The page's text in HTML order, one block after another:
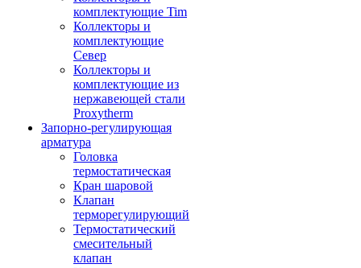
комплектующие Tim
Коллекторы и
комплектующие
Север
Коллекторы и
комплектующие из
нержавеющей стали
Proxytherm
Запорно-регулирующая
арматура
Головка
термостатическая
Кран шаровой
Клапан
терморегулирующий
Термостатический
смесительный
клапан